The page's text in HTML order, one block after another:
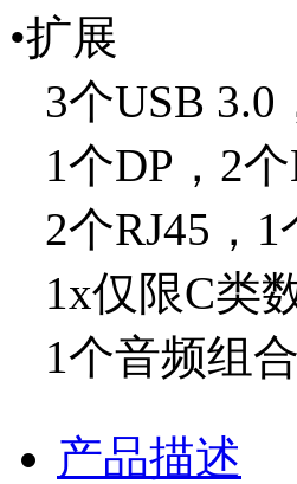
•扩展
3个USB 3.0
1个DP，2
2个RJ45，1
1x仅限C类
1个音频组
产品描述